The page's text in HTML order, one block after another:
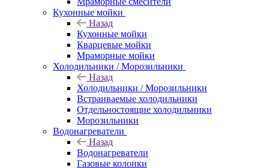
Кухонные мойки
Назад
Кухонные мойки
Кварцевые мойки
Мраморные мойки
Холодильники / Морозильники
Назад
Холодильники / Морозильники
Встраиваемые холодильники
Отдельностоящие холодильники
Морозильники
Водонагреватели
Назад
Водонагреватели
Газовые колонки